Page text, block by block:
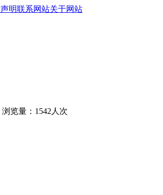
明联系网站关于网站
览量：1542人次